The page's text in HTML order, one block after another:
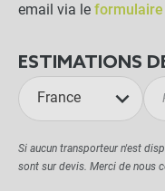
email via le
ESTIMATIONS
France
Si aucun transporteur n'est
sont sur devis. Merci de nous